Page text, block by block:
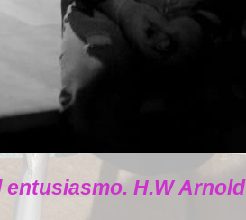
H.W Arnold